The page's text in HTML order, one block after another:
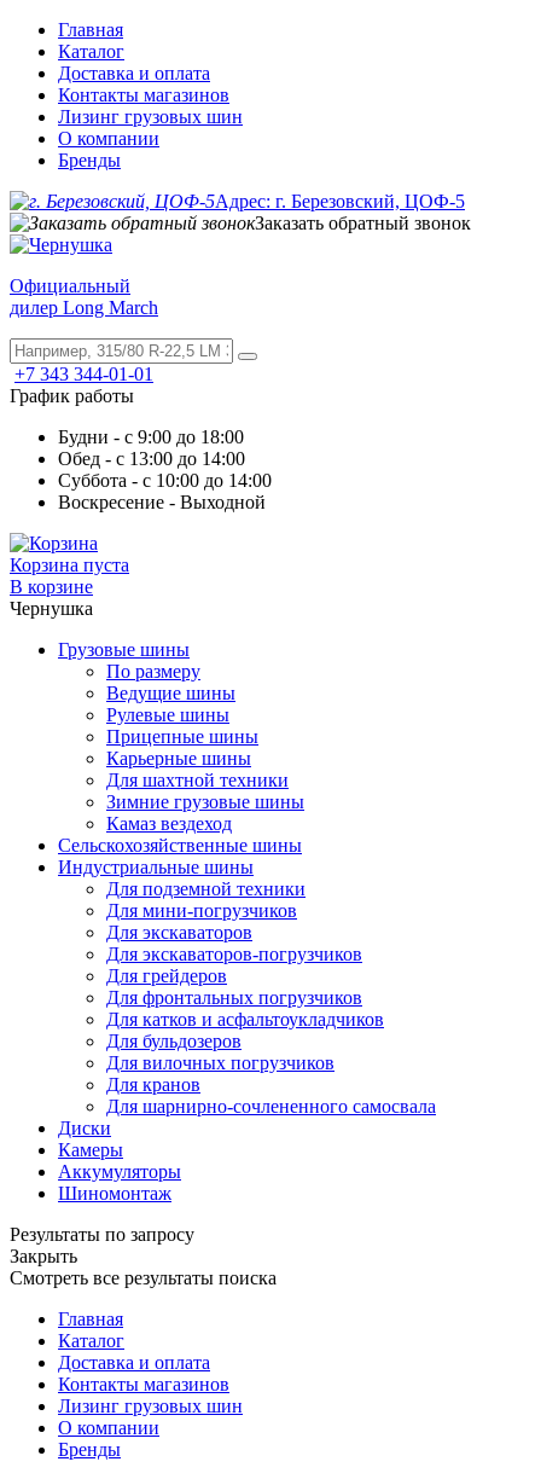
Главная
Каталог
Доставка и оплата
Контакты магазинов
Лизинг грузовых шин
О компании
Бренды
Адрес: г. Березовский, ЦОФ-5
Заказать обратный звонок
Официальный
дилер Long March
+7 343 344-01-01
График работы
Будни - с 9:00 до 18:00
Обед - с 13:00 до 14:00
Суббота - с 10:00 до 14:00
Воскресение - Выходной
Корзина пуста
В корзине
Чернушка
Грузовые шины
По размеру
Ведущие шины
Рулевые шины
Прицепные шины
Карьерные шины
Для шахтной техники
Зимние грузовые шины
Камаз вездеход
Сельскохозяйственные шины
Индустриальные шины
Для подземной техники
Для мини-погрузчиков
Для экскаваторов
Для экскаваторов-погрузчиков
Для грейдеров
Для фронтальных погрузчиков
Для катков и асфальтоукладчиков
Для бульдозеров
Для вилочных погрузчиков
Для кранов
Для шарнирно-сочлененного самосвала
Диски
Камеры
Аккумуляторы
Шиномонтаж
Результаты по запросу
Закрыть
Смотреть все результаты поиска
Главная
Каталог
Доставка и оплата
Контакты магазинов
Лизинг грузовых шин
О компании
Бренды